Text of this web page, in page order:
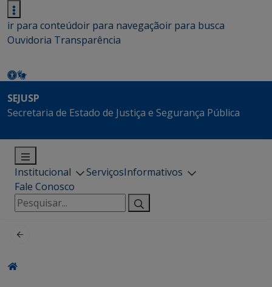
ir para conteúdoir para navegaçãoir para busca
Ouvidoria Transparência
SEJUSP
Secretaria de Estado de Justiça e Segurança Pública
Institucional ServiçosInformativos
Fale Conosco
Pesquisar
por: